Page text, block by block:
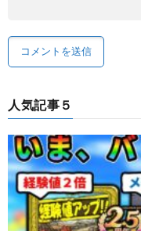
人気記事５